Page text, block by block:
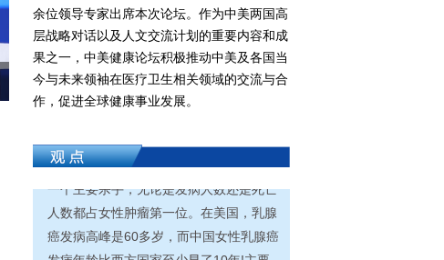
余位领导专家出席本次论坛。作为中美两国高
层战略对话以及人文交流计划的重要内容和成
果之一，中美健康论坛积极推动中美及各国当
今与未来领袖在医疗卫生相关领域的交流与合
作，促进全球健康事业发展。
哈佛医学院人权医学系及哈佛Pilgrim医疗
保险研究所中国中心创始主任、四川省医
中心主任马晶：乳腺癌是全球女性肿瘤的
人数都占女性肿瘤第一位。在美国，乳腺
癌发病高峰是60多岁，而中国女性乳腺癌
发病年龄比西方国家至少早了10年!主要